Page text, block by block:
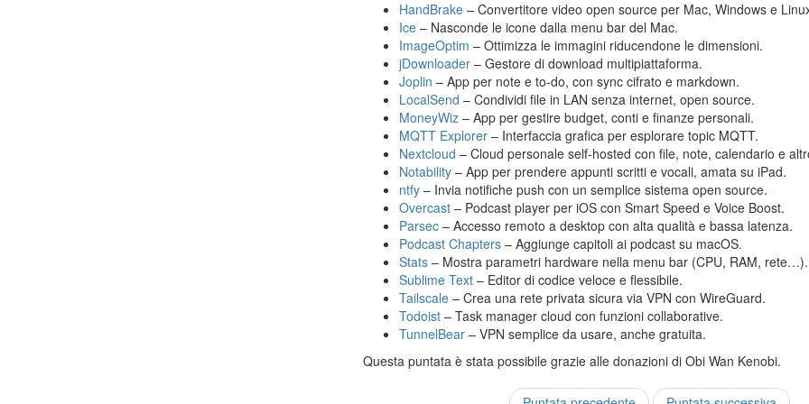
HandBrake – Convertitore video open source per Mac, Windows e
Ice – Nasconde le icone dalla menu bar del Mac.
ImageOptim – Ottimizza le immagini riducendone le dimensioni.
jDownloader – Gestore di download multipiattaforma.
Joplin – App per note e to-do, con sync cifrato e markdown.
LocalSend – Condividi file in LAN senza internet, open source.
MoneyWiz – App per gestire budget, conti e finanze personali.
MQTT Explorer – Interfaccia grafica per esplorare topic MQTT.
Nextcloud – Cloud personale self-hosted con file, note, calendario e
Notability – App per prendere appunti scritti e vocali, amata su iPad.
ntfy – Invia notifiche push con un semplice sistema open source.
Overcast – Podcast player per iOS con Smart Speed e Voice Boost.
Parsec – Accesso remoto a desktop con alta qualità e bassa latenza.
Podcast Chapters – Aggiunge capitoli ai podcast su macOS.
Stats – Mostra parametri hardware nella menu bar (CPU, RAM, rete…).
Sublime Text – Editor di codice veloce e flessibile.
Tailscale – Crea una rete privata sicura via VPN con WireGuard.
Todoist – Task manager cloud con funzioni collaborative.
TunnelBear – VPN semplice da usare, anche gratuita.
Questa puntata è stata possibile grazie alle donazioni di Obi Wan Kenobi.